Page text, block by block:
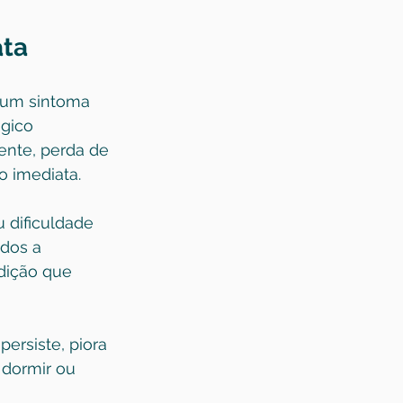
sintoma
perda de
imediata.
dificuldade
a
que
piora
ou